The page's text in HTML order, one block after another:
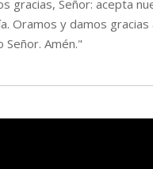
gracias, Señor: acepta
Oramos y damos
Señor. Amén."